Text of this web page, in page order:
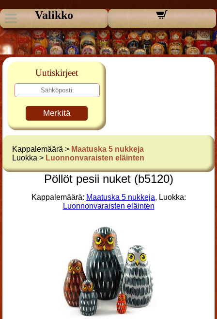
Valikko
Uutiskirjeet
Merkitä
Kappalemäärä > Maatuska 5 nukkeja
Luokka > Luonnonvaraisten eläinten
Pöllöt pesii nuket (b5120)
Kappalemäärä: Maatuska 5 nukkeja, Luokka:
Luonnonvaraisten eläinten